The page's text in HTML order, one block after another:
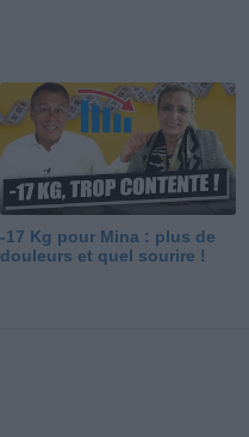
-17 Kg pour Mina : plus de
douleurs et quel sourire !